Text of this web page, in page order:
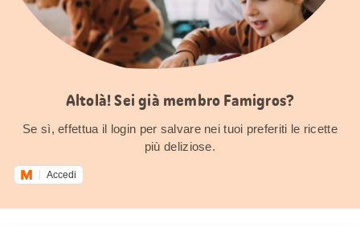
Altolà! Sei già membro Famigros?
Se sì, effettua il login per salvare nei tuoi preferiti le ricette
più deliziose.
Accedi